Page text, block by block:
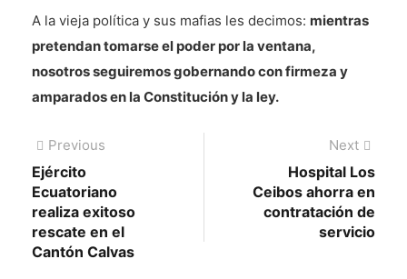
A la vieja política y sus mafias les decimos: mientras
pretendan tomarse el poder por la ventana,
nosotros seguiremos gobernando con firmeza y
amparados en la Constitución y la ley.
Navegación
de
entradas
Previous
Ejército
Ecuatoriano
realiza exitoso
rescate en el
Cantón Calvas
Next
post:
Hospital Los
Ceibos ahorra en
contratación de
servicio